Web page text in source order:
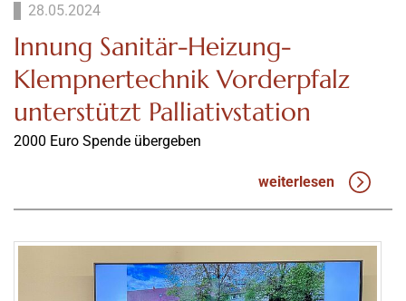
28.05.2024
Innung Sanitär-Heizung-
Klempnertechnik Vorderpfalz
unterstützt Palliativstation
2000 Euro Spende übergeben
weiterlesen